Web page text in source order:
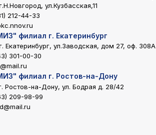
ул.Кузбасская,11
212-44-33
филиал г. Екатеринбург
Екатеринбург, ул.Заводская, дом 27, оф. 308А
301-00-30
филиал г. Ростов-на-Дону
Ростов-на-Дону, ул. Бодрая д. 28/42
209-98-99